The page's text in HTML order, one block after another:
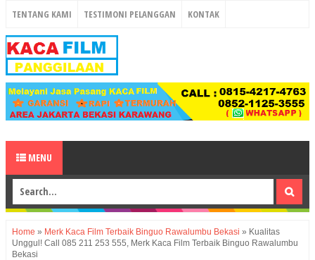
TENTANG KAMI TESTIMONI PELANGGAN KONTAK
MENU
Home » Merk Kaca Film Terbaik Binguo Rawalumbu Bekasi » Kualitas
Unggul! Call 085 211 253 555, Merk Kaca Film Terbaik Binguo Rawalumbu
Bekasi